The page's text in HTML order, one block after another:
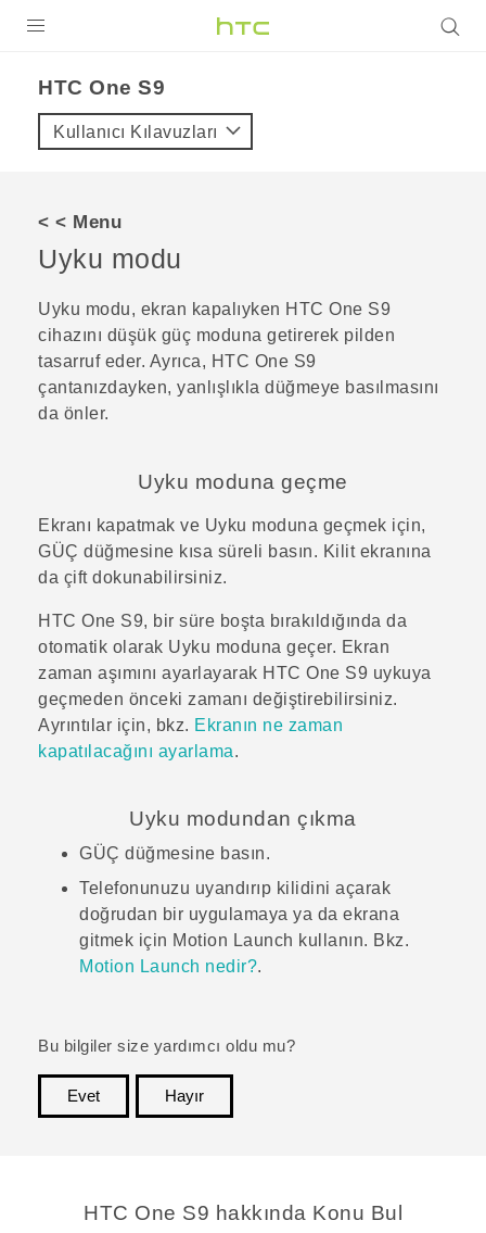
VIVE
VIVERSE
DESTEK
HTC One S9‎
Kullanıcı Kılavuzları
< < Menu
Uyku modu
Uyku modu, ekran kapalıyken HTC One S9‍
cihazını düşük güç moduna getirerek pilden
tasarruf eder. Ayrıca, HTC One S9‍
çantanızdayken, yanlışlıkla düğmeye basılmasını
da önler.
Uyku moduna geçme
Ekranı kapatmak ve Uyku moduna geçmek için,
GÜÇ düğmesine kısa süreli basın. Kilit ekranına
da çift dokunabilirsiniz.
HTC One S9‍, bir süre boşta bırakıldığında da
otomatik olarak Uyku moduna geçer. Ekran
zaman aşımını ayarlayarak HTC One S9‍ uykuya
geçmeden önceki zamanı değiştirebilirsiniz.
Ayrıntılar için, bkz. Ekranın ne zaman
kapatılacağını ayarlama.
Uyku modundan çıkma
GÜÇ düğmesine basın.
Telefonunuzu uyandırıp kilidini açarak
doğrudan bir uygulamaya ya da ekrana
gitmek için Motion Launch kullanın. Bkz.
Motion Launch nedir?.
Bu bilgiler size yardımcı oldu mu?
Evet
Hayır
HTC One S9 hakkında Konu Bul